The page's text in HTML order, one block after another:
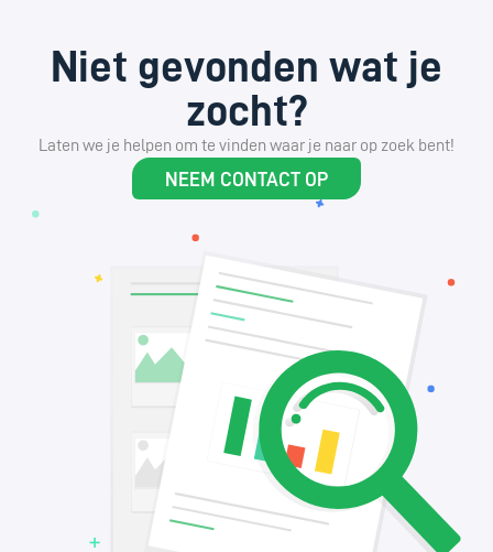
Niet gevonden wat je
zocht?
Laten we je helpen om te vinden waar je naar op zoek bent!
NEEM CONTACT OP